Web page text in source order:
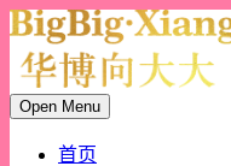
Open Menu
首页